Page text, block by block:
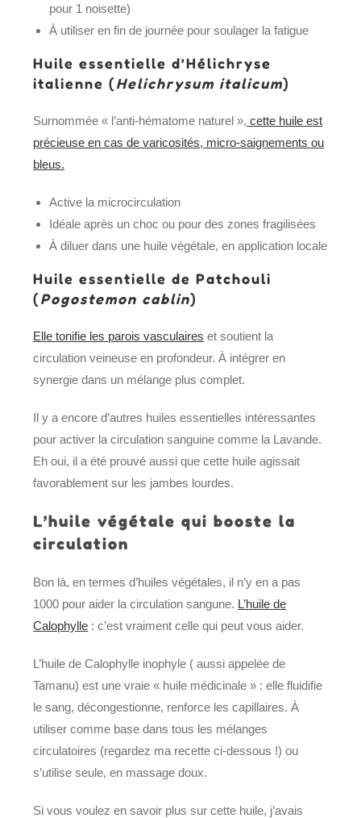
pour 1 noisette)
À utiliser en fin de journée pour soulager la fatigue
Huile essentielle d’Hélichryse
italienne (Helichrysum italicum)
Surnommée « l’anti-hématome naturel », cette huile est
précieuse en cas de varicosités, micro-saignements ou
bleus.
Active la microcirculation
Idéale après un choc ou pour des zones fragilisées
À diluer dans une huile végétale, en application locale
Huile essentielle de Patchouli
(Pogostemon cablin)
Elle tonifie les parois vasculaires et soutient la
circulation veineuse en profondeur. À intégrer en
synergie dans un mélange plus complet.
Il y a encore d’autres huiles essentielles intéressantes
pour activer la circulation sanguine comme la Lavande.
Eh oui, il a été prouvé aussi que cette huile agissait
favorablement sur les jambes lourdes.
L’huile végétale qui booste la
circulation
Bon là, en termes d’huiles végétales, il n’y en a pas
1000 pour aider la circulation sangune. L’huile de
Calophylle : c’est vraiment celle qui peut vous aider.
L’huile de Calophylle inophyle ( aussi appelée de
Tamanu) est une vraie « huile médicinale » : elle fluidifie
le sang, décongestionne, renforce les capillaires. À
utiliser comme base dans tous les mélanges
circulatoires (regardez ma recette ci-dessous !) ou
s’utilise seule, en massage doux.
Si vous voulez en savoir plus sur cette huile, j’avais